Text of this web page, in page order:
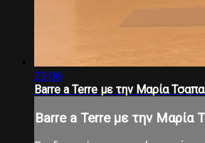
29:06
Barre a Terre με την Μαρία
Barre a Terre με την Μαρία